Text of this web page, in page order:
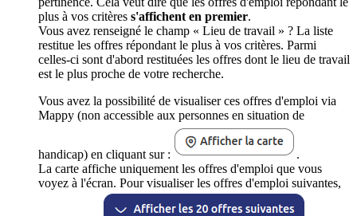
plus à vos critères s'affichent en premier.
Vous avez renseigné le champ « Lieu de travail » ? La liste
restitue les offres répondant le plus à vos critères. Parmi
celles-ci sont d'abord restituées les offres dont le lieu de travail
est le plus proche de votre recherche.
Vous avez la possibilité de visualiser ces offres d'emploi via
Mappy (non accessible aux personnes en situation de
handicap) en cliquant sur :
.
La carte affiche uniquement les offres d'emploi que vous
voyez à l'écran. Pour visualiser les offres d'emploi suivantes,